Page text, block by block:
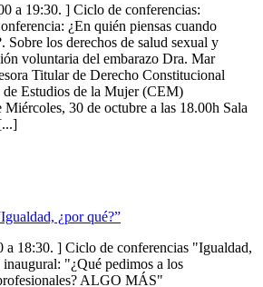
a 19:30. ] Ciclo de conferencias:
¿En quién piensas cuando
Sobre los derechos de salud sexual y
voluntaria del embarazo Dra. Mar
Titular de Derecho Constitucional
de Estudios de la Mujer (CEM)
30 de octubre a las 18.00h Sala
¿por qué?”
a 18:30. ] Ciclo de conferencias "Igualdad,
"¿Qué pedimos a los
ALGO MÁS"